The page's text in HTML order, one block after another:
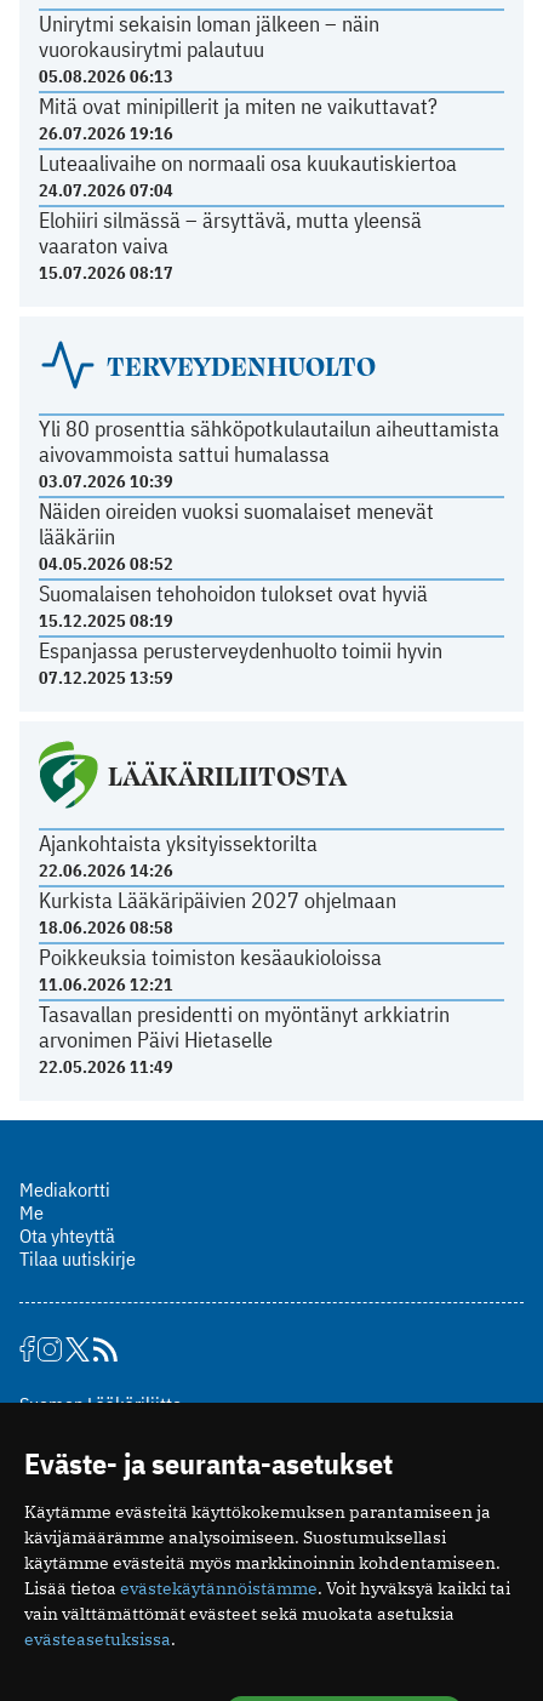
Unirytmi sekaisin loman jälkeen – näin
vuorokausirytmi palautuu
05.08.2026 06:13
Mitä ovat minipillerit ja miten ne vaikuttavat?
26.07.2026 19:16
Luteaalivaihe on normaali osa kuukautiskiertoa
24.07.2026 07:04
Elohiiri silmässä – ärsyttävä, mutta yleensä
vaaraton vaiva
15.07.2026 08:17
TERVEYDENHUOLTO
Yli 80 prosenttia sähköpotkulautailun aiheuttamista
aivovammoista sattui humalassa
03.07.2026 10:39
Näiden oireiden vuoksi suomalaiset menevät
lääkäriin
04.05.2026 08:52
Suomalaisen tehohoidon tulokset ovat hyviä
15.12.2025 08:19
Espanjassa perusterveydenhuolto toimii hyvin
07.12.2025 13:59
LÄÄKÄRILIITOSTA
Ajankohtaista yksityissektorilta
22.06.2026 14:26
Kurkista Lääkäripäivien 2027 ohjelmaan
18.06.2026 08:58
Poikkeuksia toimiston kesäaukioloissa
11.06.2026 12:21
Tasavallan presidentti on myöntänyt arkkiatrin
arvonimen Päivi Hietaselle
22.05.2026 11:49
Mediakortti
Me
Ota yhteyttä
Tilaa uutiskirje
Suomen Lääkäriliitto
00510 Helsinki
puh. (09) 393 091
toimitus@potilaanlaakarilehti.fi
ISSN 2323-9476
Eväste- ja seuranta-asetukset
Käytämme evästeitä käyttökokemuksen parantamiseen ja
kävijämäärämme analysoimiseen. Suostumuksellasi
käytämme evästeitä myös markkinoinnin kohdentamiseen.
Lisää tietoa evästekäytännöistämme. Voit hyväksyä kaikki tai
vain välttämättömät evästeet sekä muokata asetuksia
evästeasetuksissa.